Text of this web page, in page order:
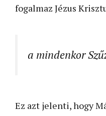
fogalmaz Jézus
a mindenkor
Ez azt jelenti, hogy